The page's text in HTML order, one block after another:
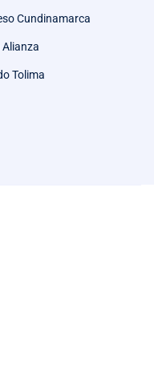
Cundinamarca
Alianza
Tolima